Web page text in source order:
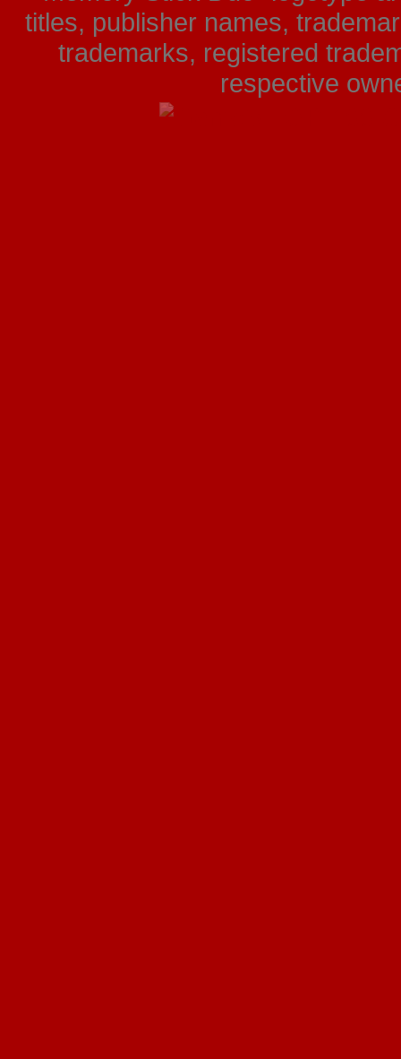
titles, publisher names,
trademarks, registered
respective